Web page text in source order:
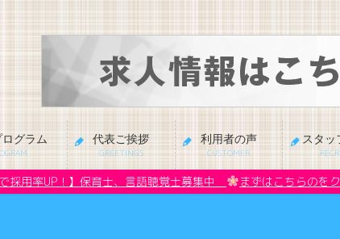
グラム 代表ご挨拶
GREETINGS
利用者の声
CUSTOMER
スタッ
採用率UP！】保育士、言語聴覚士募集中 まずはこちらのを